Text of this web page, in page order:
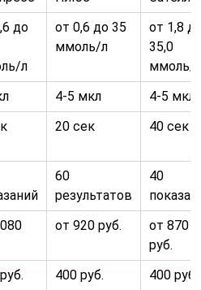
до
л
от 0,6 до 35
ммоль/л
от 1,8
35,0
ммоль/
4-5 мкл
4-5 мкл
20 сек 40 сек
60
результатов
40
от 920 руб.
от 870
руб.
400 руб. 400 руб.